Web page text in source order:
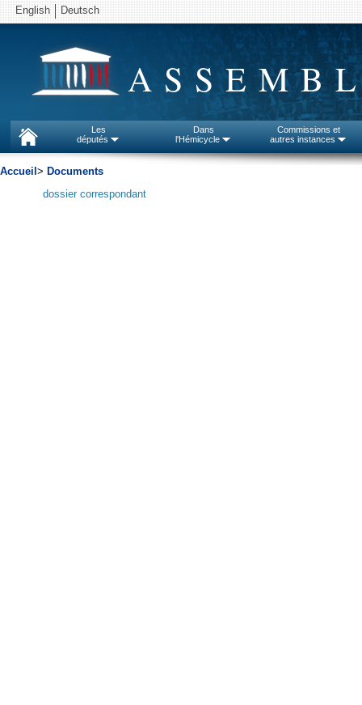
English Deutsch
Les
députés
Dans
l'Hémicycle
Commissions et
autres instances
Accueil > Documents
dossier correspondant